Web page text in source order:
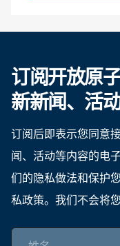
订阅开放原
新新闻、活
订阅后即表示您同意
闻、活动等内容的电
们的隐私做法和保护
私政策。我们不会将